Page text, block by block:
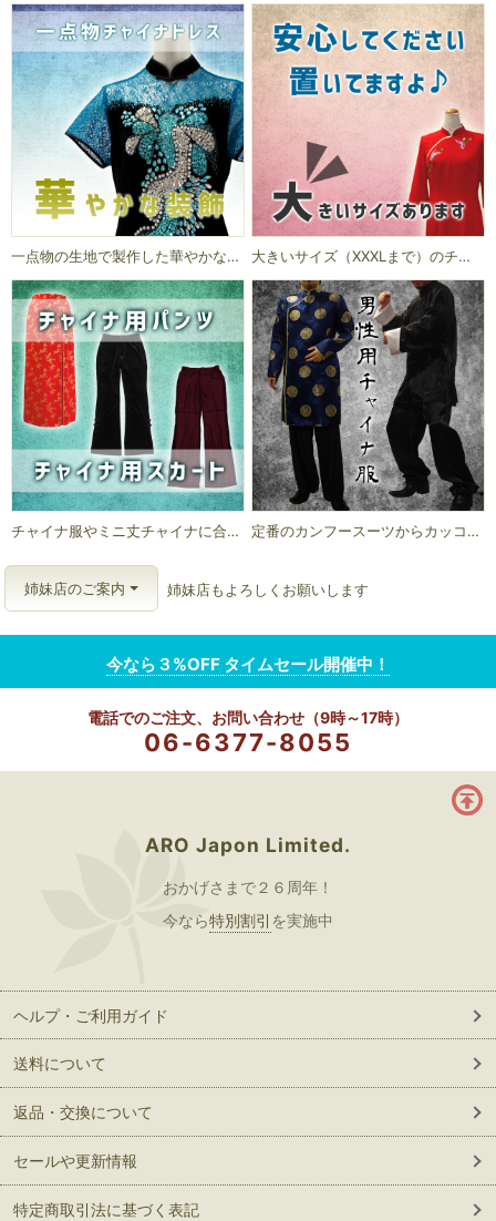
一点物の生地で製作した華やかなチャイナドレスです。 大きいサイズ（XXXLまで）のチャイナドレスあります。
チャイナ服やミニ丈チャイナに合わせてオシャレにコーディネート 定番のカンフースーツからカッコよさを追求したロング丈チャイナ服など
姉妹店のご案内 姉妹店もよろしくお願いします
今なら３%OFF タイムセール開催中！
06-6377-8055
ARO Japon Limited.
おかげさまで２６周年！
今なら特別割引 を実施中
ヘルプ・ご利用ガイド
送料について
返品・交換について
セールや更新情報
特定商取引法に基づく表記